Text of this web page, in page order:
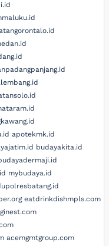
apotekmk.id
budayakita.id
mybudaya.id
eatdrinkdishmpls.com
acemgmtgroup.com